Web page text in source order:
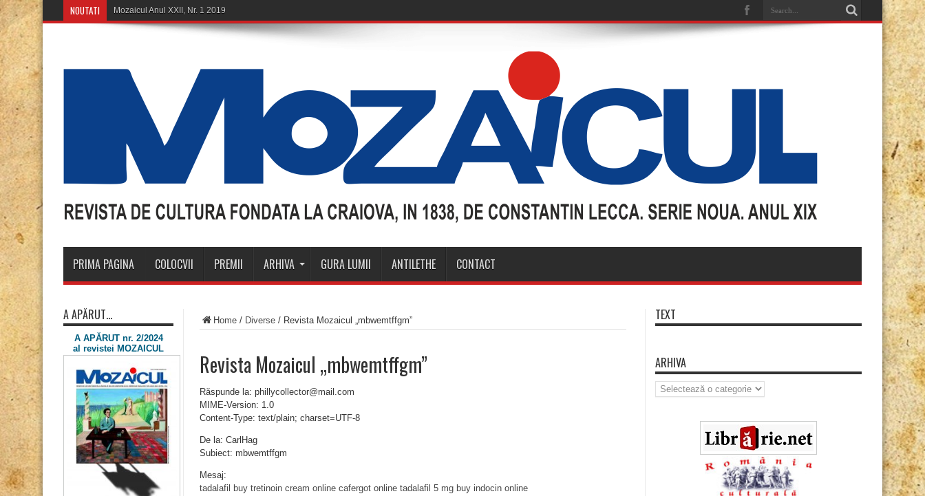
NOUTATI
PRIMA PAGINA COLOCVII PREMII ARHIVA GURA LUMII ANTILETHE CONTACT
Home / Diverse / Revista Mozaicul „mbwemtffgm”
Revista Mozaicul „mbwemtffgm”
Răspunde la: phillycollector@mail.com
MIME-Version: 1.0
Content-Type: text/plain; charset=UTF-8
De la: CarlHag
Subiect: mbwemtffgm
Mesaj:
tadalafil
buy tretinoin cream online cafergot online tadalafil 5 mg buy indocin online
A APĂRUT…
A APĂRUT nr. 2/2024
al revistei MOZAICUL
TEXT
ARHIVA
Arhiva